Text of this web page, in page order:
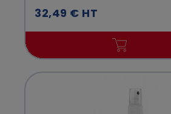
32,49 € HT